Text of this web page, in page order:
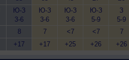
Ю-З
3-6
8
+17
Ю-З
3-6
7
+17
Ю-З
3-6
<7
+25
Ю-З
5-9
<7
+26
З
5-9
7
+26